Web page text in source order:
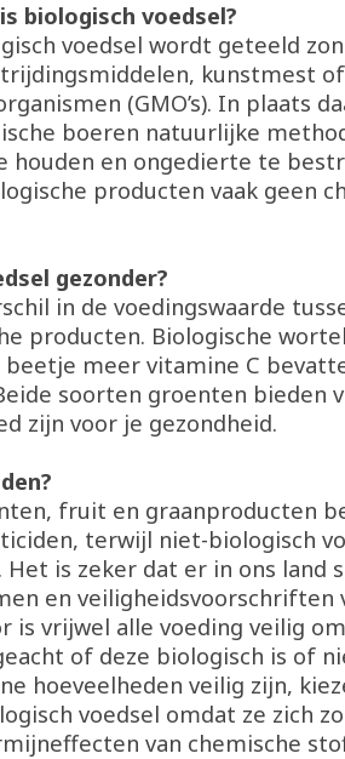
biologisch voedsel?
voedsel wordt geteeld
kunstmest
(GMO’s). In plaats
boeren natuurlijke
houden en ongedierte te
producten vaak geen
gezonder?
in de voedingswaarde
producten. Biologische
meer vitamine C
soorten groenten bieden
zijn voor je gezondheid.
fruit en graanproducten
terwijl niet-biologisch
Het is zeker dat er in ons land
en veiligheidsvoorschriften
is vrijwel alle voeding veilig
of deze biologisch is of
hoeveelheden veilig zijn,
voedsel omdat ze zich
van chemische